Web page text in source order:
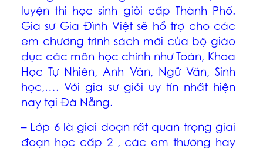
luyện thi học sinh giỏi cấp Thành Phố.
Gia sư Gia Đình Việt sẽ hổ trợ cho các
em chương trình sách mới của bộ giáo
dục các môn học chính như Toán, Khoa
Học Tự Nhiên, Anh Văn, Ngữ Văn, Sinh
học,…. Với gia sư giỏi uy tín nhất hiện
nay tại Đà Nẵng.
– Lớp 6 là giai đoạn rất quan trọng giai
đoạn học cấp 2 , các em thường hay